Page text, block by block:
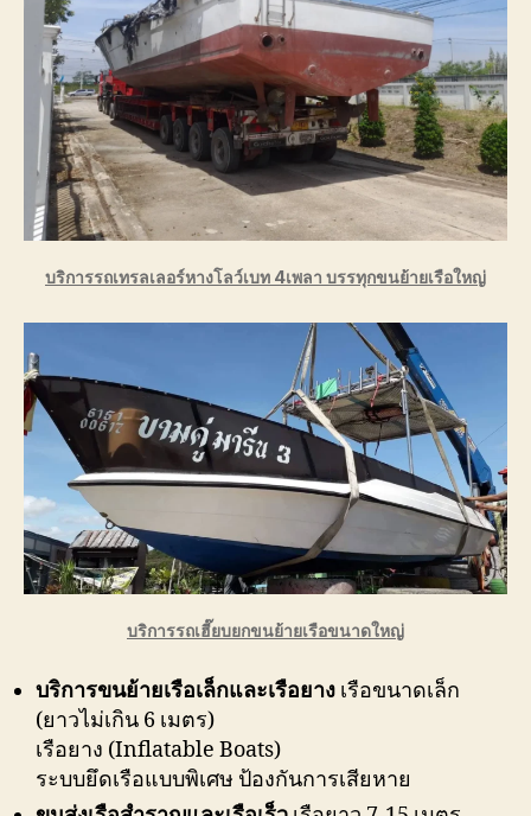
บริการรถเทรลเลอร์หางโลว์เบท 4เพลา บรรทุกขนย้ายเรือใหญ่
บริการรถเฮี๊ยบยกขนย้ายเรือขนาดใหญ่
บริการขนย้ายเรือเล็กและเรือยาง เรือขนาดเล็ก
(ยาวไม่เกิน 6 เมตร)
เรือยาง (Inflatable Boats)
ระบบยึดเรือแบบพิเศษ ป้องกันการเสียหาย